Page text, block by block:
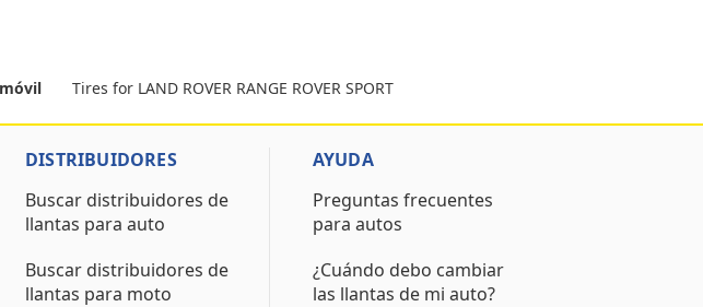
Tires for LAND ROVER RANGE ROVER SPORT
DISTRIBUIDORES
Buscar distribuidores de
llantas para auto
Buscar distribuidores de
llantas para moto
AYUDA
Preguntas frecuentes
para autos
¿Cuándo debo cambiar
las llantas de mi auto?